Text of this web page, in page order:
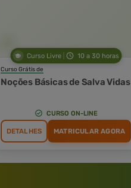
Curso Livre 10 a 30 horas
Curso Grátis de
Noções Básicas de Salva Vidas
CURSO ON-LINE
DETALHES MATRICULAR AGORA